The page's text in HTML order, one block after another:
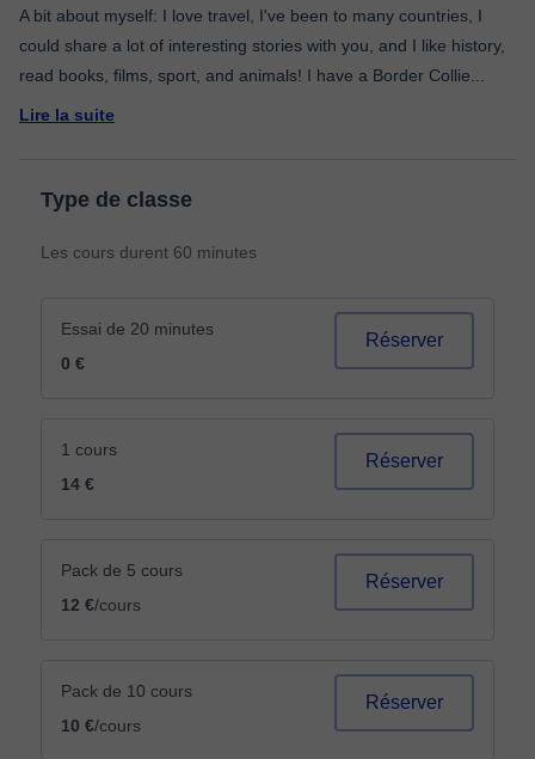
A bit about myself: I love travel, I've been to many countries, I
could share a lot of interesting stories with you, and I like history,
read books, films, sport, and animals! I have a Border Collie
Lire la suite
Type de classe
Les cours durent 60 minutes
Essai de 20 minutes
0 €
Réserver
1 cours
14 €
Réserver
Pack de 5 cours
12 €/cours
Réserver
Pack de 10 cours
10 €/cours
Réserver